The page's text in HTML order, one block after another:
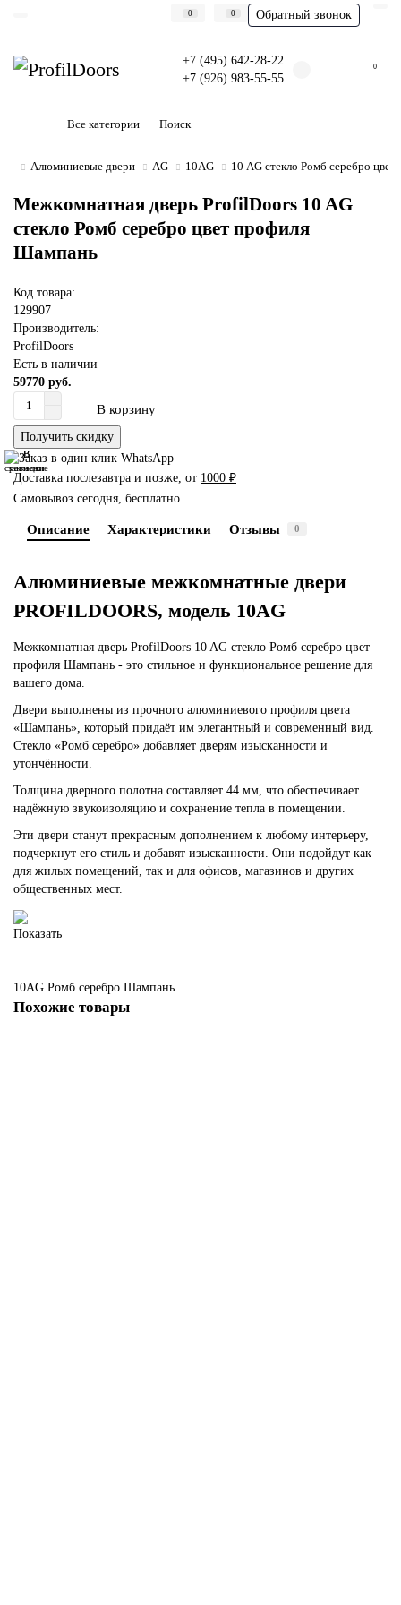
0 0 Обратный звонок
+7 (495) 642-28-22
+7 (926) 983-55-55
0
Все категории
Алюминиевые двери AG 10AG 10 AG стекло Ромб серебро
Межкомнатная дверь ProfilDoors 10 AG
стекло Ромб серебро цвет профиля
Шампань
Код товара:
129907
Производитель:
ProfilDoors
Есть в наличии
59770 руб.
В корзину
Получить скидку
В
закладки
В
сравнение
Доставка послезавтра и позже, от 1000 ₽
Самовывоз сегодня, бесплатно
Описание Характеристики Отзывы 0
Алюминиевые межкомнатные двери
PROFILDOORS, модель 10AG
Межкомнатная дверь ProfilDoors 10 AG стекло Ромб серебро цвет
профиля Шампань - это стильное и функциональное решение для
вашего дома.
Двери выполнены из прочного алюминиевого профиля цвета
«Шампань», который придаёт им элегантный и современный вид.
Стекло «Ромб серебро» добавляет дверям изысканности и
утончённости.
Толщина дверного полотна составляет 44 мм, что обеспечивает
надёжную звукоизоляцию и сохранение тепла в помещении.
Эти двери станут прекрасным дополнением к любому интерьеру,
подчеркнут его стиль и добавят изысканности. Они подойдут как
для жилых помещений, так и для офисов, магазинов и других
общественных мест.
Показать
10AG Ромб серебро Шампань
Похожие товары